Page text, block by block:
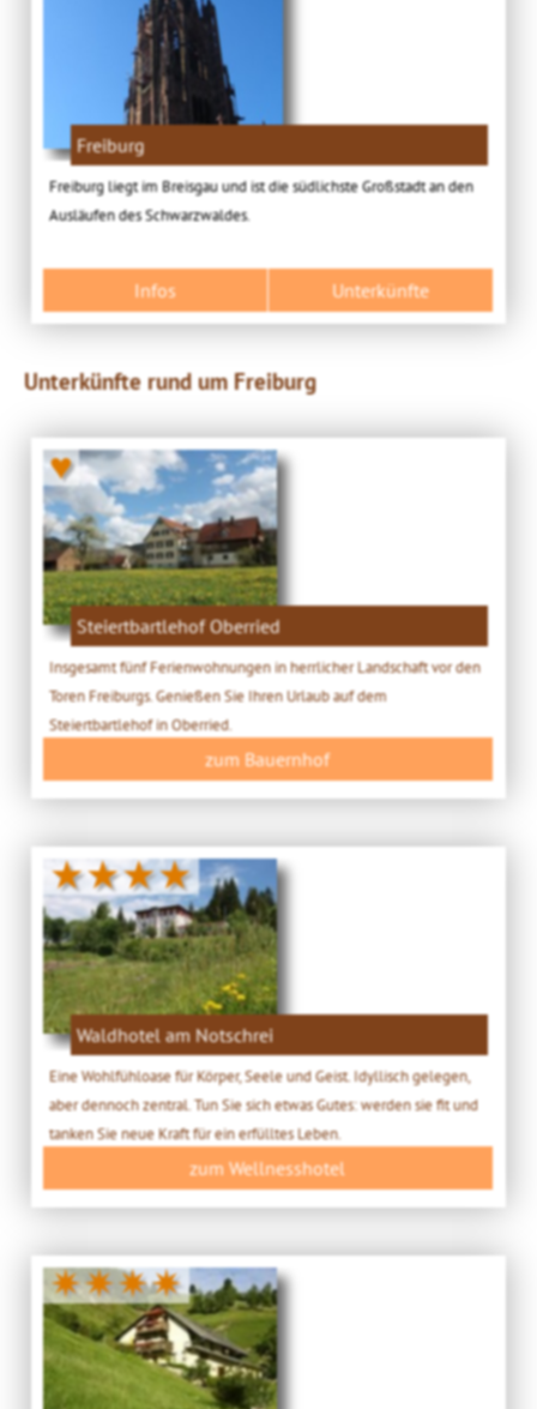
Freiburg
Freiburg liegt im Breisgau und ist die südlichste Großstadt an den
Ausläufen des Schwarzwaldes.
Infos Unterkünfte
Unterkünfte rund um Freiburg
♥
Steiertbartlehof Oberried
Insgesamt fünf Ferienwohnungen in herrlicher Landschaft vor den
Toren Freiburgs. Genießen Sie Ihren Urlaub auf dem
Steiertbartlehof in Oberried.
zum Bauernhof
★★★★
Waldhotel am Notschrei
Eine Wohlfühloase für Körper, Seele und Geist. Idyllisch gelegen,
aber dennoch zentral. Tun Sie sich etwas Gutes: werden sie fit und
tanken Sie neue Kraft für ein erfülltes Leben.
zum Wellnesshotel
✷✷✷✷